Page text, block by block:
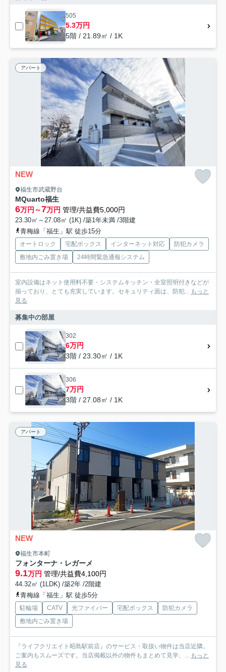
505
5.3万円
5階 / 21.89㎡ / 1K
アパート
NEW
福生市武蔵野台
MQuarto福生
6万円～7万円 管理/共益費5,000円
23.30㎡～27.08㎡ (1K) /築1年未満 /3階建
青梅線「福生」駅 徒歩15分
オートロック 宅配ボックス インターネット対応
防犯カメラ
敷地内ごみ置き場
24時間緊急通報システム
室内設備はネット使用料不要・システムキッチン・全室照明付きなどが
揃っており、とても充実しています。セキュリティ面は、防犯... もっと
見る
募集中の部屋
302
6万円
3階 / 23.30㎡ / 1K
306
7万円
3階 / 27.08㎡ / 1K
アパート
NEW
福生市本町
フォンターナ・レガーメ
9.1万円 管理/共益費4,100円
44.32㎡ (1LDK) /築2年 /2階建
青梅線「福生」駅 徒歩5分
駐輪場 CATV 光ファイバー 宅配ボックス
防犯カメラ
敷地内ごみ置き場
『ライフクリエイト昭島駅前店』のサービス・取扱い物件は当店近隣。
ご案内もスムーズです。当店掲載以外の物件もまとめて見学、... もっと
見る